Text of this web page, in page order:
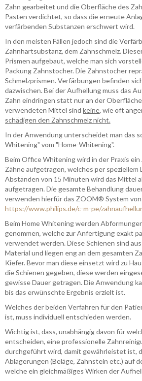
Zahn gearbeitet und die Oberfläche des
Pasten verdichtet, so dass die erneute
verfärbenden Substanzen erschwert wird.
In den meisten Fällen jedoch sind die
Zahnhartsubstanz, dem Zahnschmelz.
Prismen aufgebaut, welche man sich
Packung Zahnstocher. Die Zahnstocher
Schmelzprismen. Verfärbungen befinden
dazwischen. Bei der Aufhellung muss das
Zahn eindringen statt nur an der
verwendeten Mittel sind keine, wie oft
schädigen den Zahnschmelz nicht.
In der Anwendung unterscheidet man das
Whitening" vom "Home-Whitening".
Beim Office Whitening wird in der Praxis
Zähne aufgetragen, welches per
Abständen von 15 Minuten wird das Mittel
aufgetragen. Die gesamte Behandlung
verwenden hierfür das ZOOM® System
https://www.philips.de/c-m-pe/
Beim Home Whitening werden
genommen, welche zur Anfertigung exakt
verwendet werden. Diese Schienen sind
Material und liegen eng an dem gesamten
Kiefer. Bevor man diese einsetzt wird zu
die Schienen gegeben, diese werden
gewisse Dauer getragen. Die Anwendung
bis das erwünschte Ergebnis erzielt ist.
Welches der beiden Verfahren für den
ist, muss individuell entschieden werden.
Wichtig ist, dass, unabhängig davon für
entscheiden, eine professionelle
durchgeführt wird, damit gewährleistet ist,
Ablagerungen (Beläge, Zahnstein etc.) auf
welche ein gleichmäßiges Wirken der